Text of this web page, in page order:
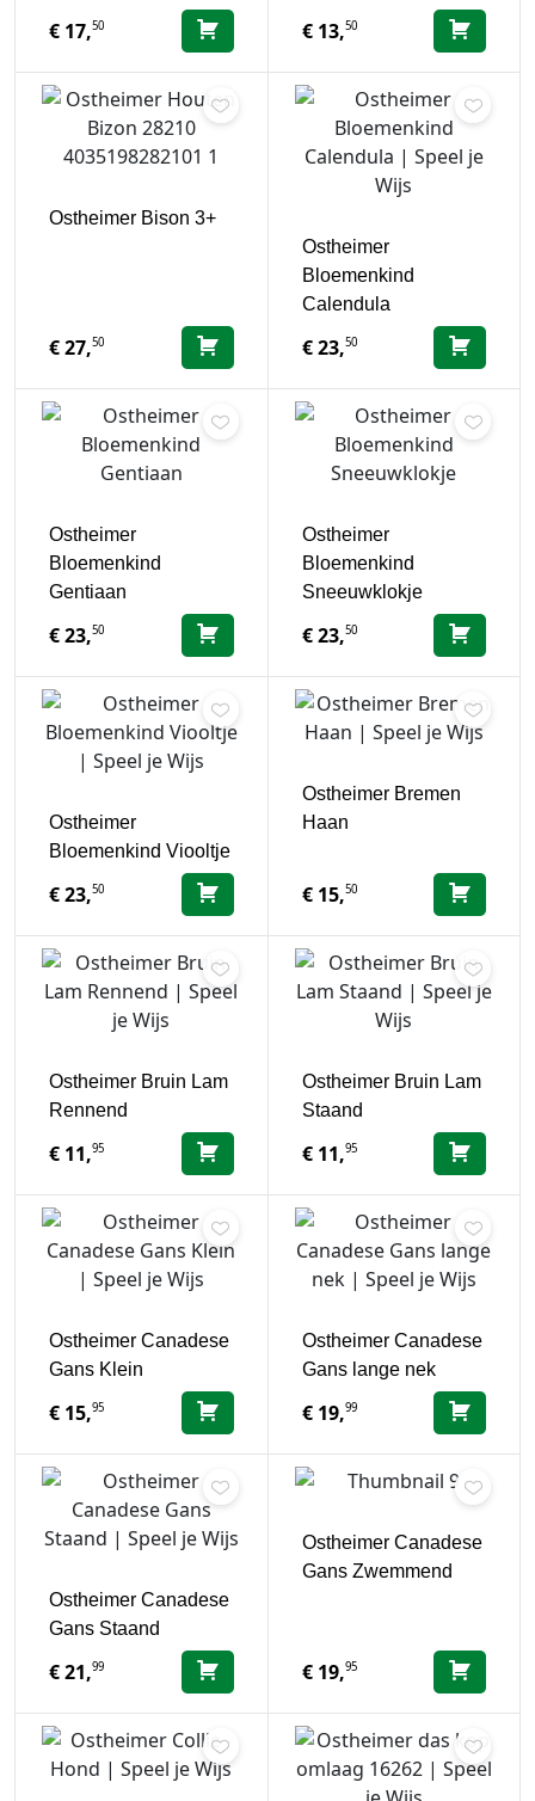
€ 17,50 €13,50
Ostheimer Bison 3+
€27,50
Ostheimer
Bloemenkind
Calendula
€23,50
Ostheimer
Bloemenkind
Gentiaan
€23,50
Ostheimer
Bloemenkind
Sneeuwklokje
€23,50
Ostheimer
Bloemenkind Viooltje
€23,50
Ostheimer Bremen
Haan
€15,50
Ostheimer Bruin Lam
Rennend
€ 11,95
Ostheimer Bruin Lam
Staand
€11,95
Ostheimer Canadese
Gans Klein
€ 15,95
Ostheimer Canadese
Gans lange nek
€19,99
Ostheimer Canadese
Gans Staand
€21,99
Ostheimer Canadese
Gans Zwemmend
€19,95